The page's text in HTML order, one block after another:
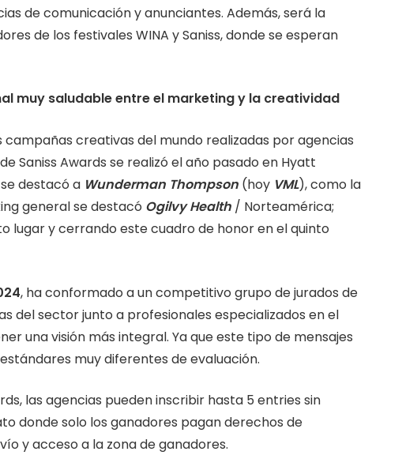
de comunicación y anunciantes. Además, será la
de los festivales WINA y Saniss, donde se esperan
muy saludable entre el marketing y la creatividad
campañas creativas del mundo realizadas por agencias
Saniss Awards se realizó el año pasado en Hyatt
destacó a Wunderman Thompson (hoy VML), como la
general se destacó Ogilvy Health / Norteamérica;
lugar y cerrando este cuadro de honor en el quinto
, ha conformado a un competitivo grupo de jurados de
del sector junto a profesionales especializados en el
una visión más integral. Ya que este tipo de mensajes
muy diferentes de evaluación.
las agencias pueden inscribir hasta 5 entries sin
donde solo los ganadores pagan derechos de
y acceso a la zona de ganadores.